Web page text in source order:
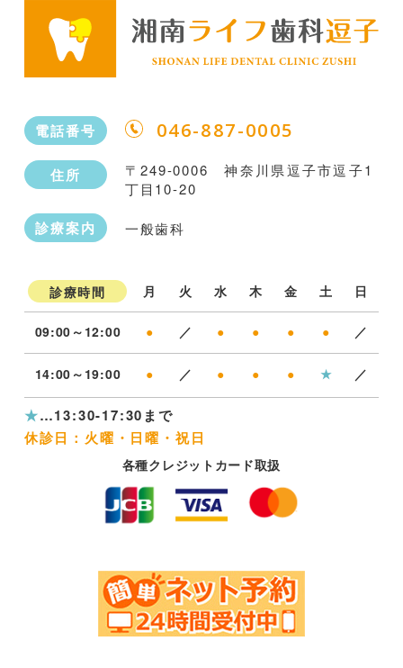
電話番号 046-887-0005
住所
〒249-0006 神奈川県逗子市逗子1
丁目10-20
診療案内 一般歯科
診療時間 月 火 水 木 金 土 日
09:00～12:00 ● ／ ● ● ● ● ／
14:00～19:00 ● ／ ● ● ● ★ ／
★…13:30-17:30まで
休診日：火曜・日曜・祝日
各種クレジットカード取扱